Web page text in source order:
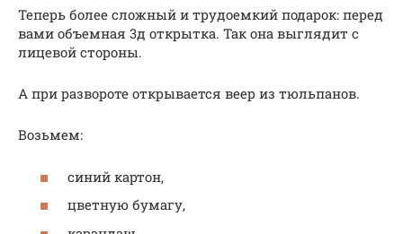
Теперь более сложный и трудоемкий подарок: перед
вами объемная 3д открытка. Так она выглядит с
лицевой стороны.
А при развороте открывается веер из тюльпанов.
Возьмем:
синий картон,
цветную бумагу,